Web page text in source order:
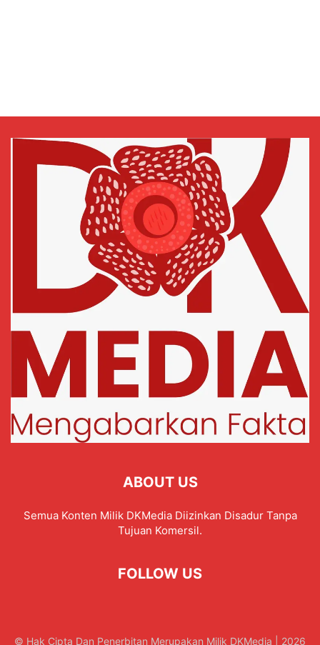
ABOUT US
Semua Konten Milik DKMedia Diizinkan Disadur Tanpa
Tujuan Komersil.
FOLLOW US
© Hak Cipta Dan Penerbitan Merupakan Milik DKMedia | 2026